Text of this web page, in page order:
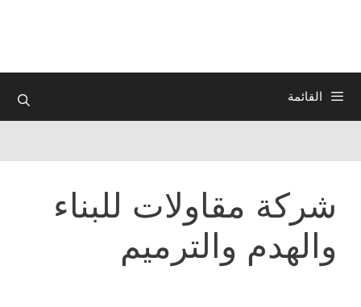
القائمة
شركة مقاولات للبناء
والهدم والترميم